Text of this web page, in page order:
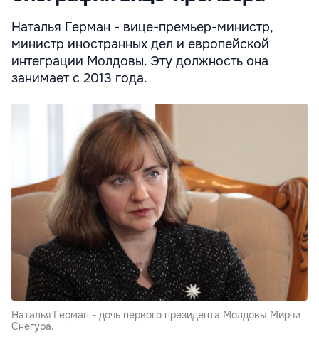
Наталья Герман - вице-премьер-министр,
министр иностранных дел и европейской
интеграции Молдовы. Эту должность она
занимает с 2013 года.
Наталья Герман - дочь первого президента Молдовы Мирчи
Снегура.